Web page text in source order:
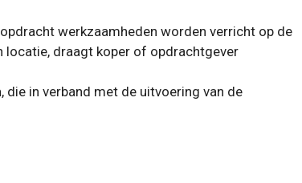
werkzaamheden worden verricht op de
draagt koper of opdrachtgever
in verband met de uitvoering van de